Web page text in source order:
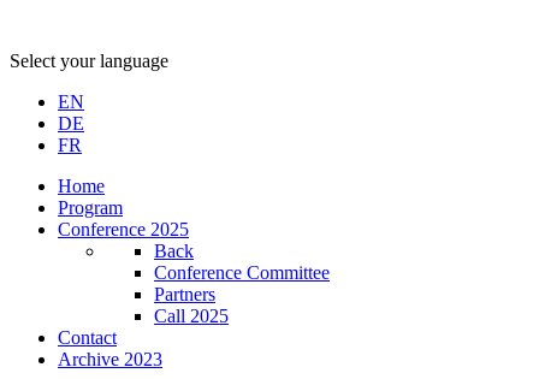
Select your language
EN
DE
FR
Home
Program
Conference 2025
Back
Conference Committee
Partners
Call 2025
Contact
Archive 2023